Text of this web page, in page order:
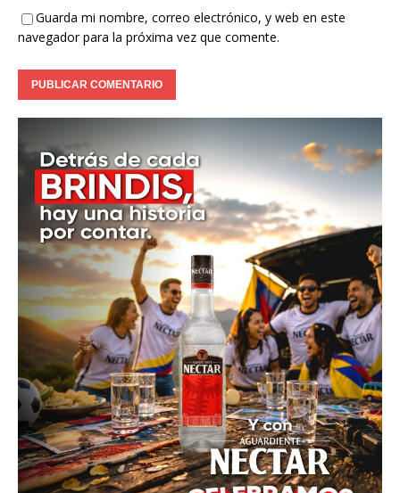
Guarda mi nombre, correo electrónico, y web en este
navegador para la próxima vez que comente.